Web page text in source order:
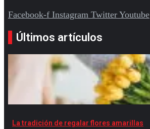
Facebook-f Instagram Twitter Youtube
Últimos artículos
La tradición de regalar flores amarillas